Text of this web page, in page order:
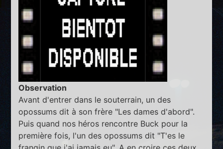
Observation
Avant d'entrer dans le souterrain, un des
opossums dit à son frère "Les dames d'abord".
Puis quand nos héros rencontre Buck pour la
première fois, l'un des opossums dit "T'es le